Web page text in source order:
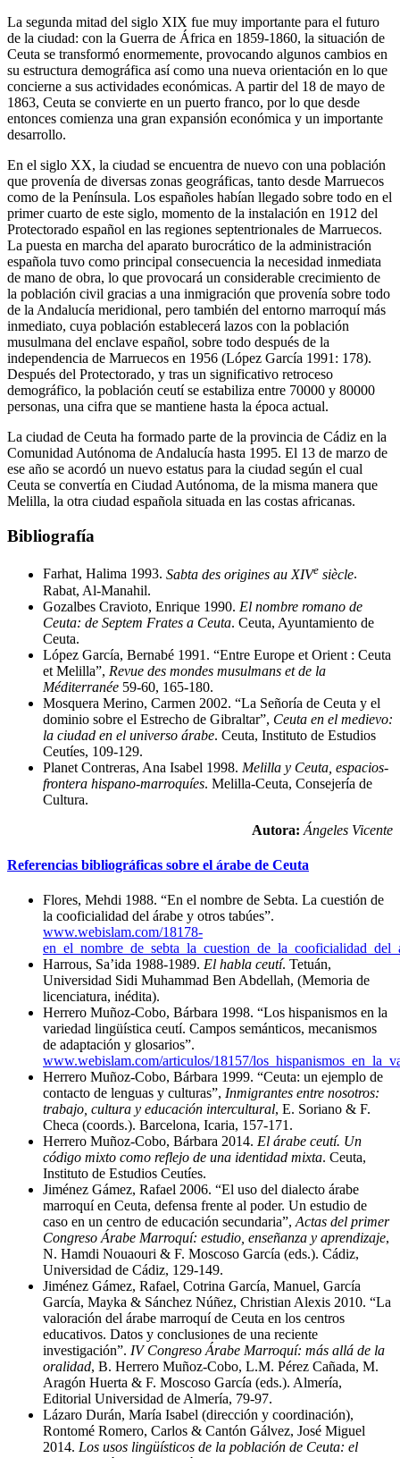
La segunda mitad del siglo XIX fue muy importante para el futuro
de la ciudad: con la Guerra de África en 1859-1860, la situación de
Ceuta se transformó enormemente, provocando algunos cambios en
su estructura demográfica así como una nueva orientación en lo que
concierne a sus actividades económicas. A partir del 18 de mayo de
1863, Ceuta se convierte en un puerto franco, por lo que desde
entonces comienza una gran expansión económica y un importante
desarrollo.
En el siglo XX, la ciudad se encuentra de nuevo con una población
que provenía de diversas zonas geográficas, tanto desde Marruecos
como de la Península. Los españoles habían llegado sobre todo en el
primer cuarto de este siglo, momento de la instalación en 1912 del
Protectorado español en las regiones septentrionales de Marruecos.
La puesta en marcha del aparato burocrático de la administración
española tuvo como principal consecuencia la necesidad inmediata
de mano de obra, lo que provocará un considerable crecimiento de
la población civil gracias a una inmigración que provenía sobre todo
de la Andalucía meridional, pero también del entorno marroquí más
inmediato, cuya población establecerá lazos con la población
musulmana del enclave español, sobre todo después de la
independencia de Marruecos en 1956 (López García 1991: 178).
Después del Protectorado, y tras un significativo retroceso
demográfico, la población ceutí se estabiliza entre 70000 y 80000
personas, una cifra que se mantiene hasta la época actual.
La ciudad de Ceuta ha formado parte de la provincia de Cádiz en la
Comunidad Autónoma de Andalucía hasta 1995. El 13 de marzo de
ese año se acordó un nuevo estatus para la ciudad según el cual
Ceuta se convertía en Ciudad Autónoma, de la misma manera que
Melilla, la otra ciudad española situada en las costas africanas.
Bibliografía
Farhat, Halima 1993. Sabta des origines au XIVe siècle.
Rabat, Al-Manahil.
Gozalbes Cravioto, Enrique 1990. El nombre romano de
Ceuta: de Septem Frates a Ceuta. Ceuta, Ayuntamiento de
Ceuta.
López García, Bernabé 1991. “Entre Europe et Orient : Ceuta
et Melilla”, Revue des mondes musulmans et de la
Méditerranée 59-60, 165-180.
Mosquera Merino, Carmen 2002. “La Señoría de Ceuta y el
dominio sobre el Estrecho de Gibraltar”, Ceuta en el medievo:
la ciudad en el universo árabe. Ceuta, Instituto de Estudios
Ceutíes, 109-129.
Planet Contreras, Ana Isabel 1998. Melilla y Ceuta, espacios-
frontera hispano-marroquíes. Melilla-Ceuta, Consejería de
Cultura.
Autora: Ángeles Vicente
Referencias bibliográficas sobre el árabe de Ceuta
Flores, Mehdi 1988. “En el nombre de Sebta. La cuestión de
la cooficialidad del árabe y otros tabúes”.
www.webislam.com/18178-
Harrous, Sa’ida 1988-1989. El habla ceutí. Tetuán,
Universidad Sidi Muhammad Ben Abdellah, (Memoria de
licenciatura, inédita).
Herrero Muñoz-Cobo, Bárbara 1998. “Los hispanismos en la
variedad lingüística ceutí. Campos semánticos, mecanismos
de adaptación y glosarios”.
www.webislam.com/articulos/18157/
Herrero Muñoz-Cobo, Bárbara 1999. “Ceuta: un ejemplo de
contacto de lenguas y culturas”, Inmigrantes entre nosotros:
trabajo, cultura y educación intercultural, E. Soriano & F.
Checa (coords.). Barcelona, Icaria, 157-171.
Herrero Muñoz-Cobo, Bárbara 2014. El árabe ceutí. Un
código mixto como reflejo de una identidad mixta. Ceuta,
Instituto de Estudios Ceutíes.
Jiménez Gámez, Rafael 2006. “El uso del dialecto árabe
marroquí en Ceuta, defensa frente al poder. Un estudio de
caso en un centro de educación secundaria”, Actas del primer
Congreso Árabe Marroquí: estudio, enseñanza y aprendizaje,
N. Hamdi Nouaouri & F. Moscoso García (eds.). Cádiz,
Universidad de Cádiz, 129-149.
Jiménez Gámez, Rafael, Cotrina García, Manuel, García
García, Mayka & Sánchez Núñez, Christian Alexis 2010. “La
valoración del árabe marroquí de Ceuta en los centros
educativos. Datos y conclusiones de una reciente
investigación”. IV Congreso Árabe Marroquí: más allá de la
oralidad, B. Herrero Muñoz-Cobo, L.M. Pérez Cañada, M.
Aragón Huerta & F. Moscoso García (eds.). Almería,
Editorial Universidad de Almería, 79-97.
Lázaro Durán, María Isabel (dirección y coordinación),
Rontomé Romero, Carlos & Cantón Gálvez, José Miguel
2014. Los usos lingüísticos de la población de Ceuta: el